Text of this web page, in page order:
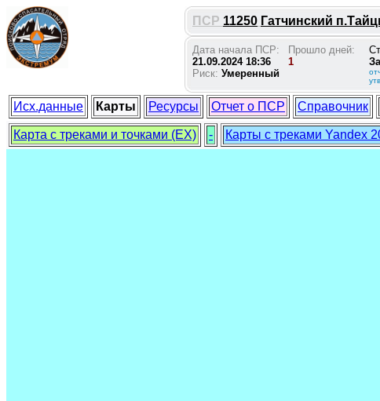
ПСР 11250 Гатчинский
Дата начала ПСР:
21.09.2024 18:36
Риск: Умеренный
Прошло дней:
1
Исх.данные Карты Ресурсы Отчет о ПСР Справочник
Карта с треками и точками (EX) - Карты с треками Yandex